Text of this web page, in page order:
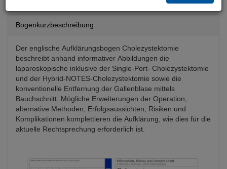
Bogenkurzbeschreibung
Der englische Aufklärungsbogen Cholezystektomie
beschreibt anhand informativer Abbildungen die
laparoskopische inklusive der Single-Port- Cholezystektomie
und der Hybrid-NOTES-Cholezystektomie sowie die
konventionelle Entfernung der Gallenblase mittels
Bauchschnitt. Mögliche Erweiterungen der Operation,
alternative Methoden, Erfolgsaussichten, Risiken und
Komplikationen komplettieren die Aufklärung, wie dies für die
aktuelle Rechtsprechung erforderlich ist.